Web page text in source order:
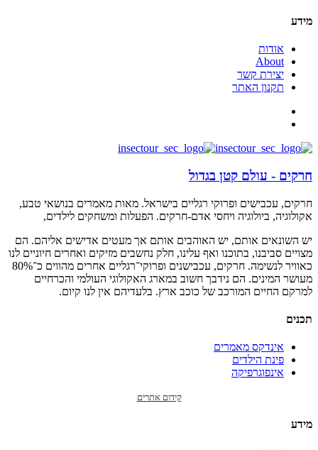
מידע
אודות
About
יצירת קשר
תקנון האתר
חרקים - עולם קטן בגדול
חרקים, עכבישים ופרוקי רגליים בישראל. מאות מאמרים בנושאי טבע,
אקולוגיה, ביולוגיה ויחסי אדם-חרקים. הפעלות ומשחקים לילדים,
יש השונאים אותם, יש האוהבים אותם אך מעטים אדישים אליהם. הם
מצויים סביבנו, בתוכנו ואף עלינו, חלק נחשבים מזיקים ואחרים חיוניים לנו
כאוויר לנשימה. חרקים, עכבישנים ופרוקי־רגליים אחרים מהווים כ־80%
מעושר המינים. הם נידבך חשוב במארג האקולוגי העולמי והכרחיים
למרקם החיים המורכב של כוכב ארץ. בלעדיהם אין לנו קיום.
תכנים
אינדקס מאמרים
פינת הילדים
אינפוגרפיקה
קידום אתרים
מידע